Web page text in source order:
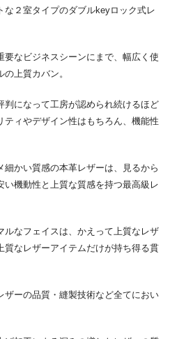
な２室タイプのダブルkeyロック式レ
要なビジネスシーンにまで、幅広く使
上質カバン。
判になって工房が認められ続けるほど
ィやデザイン性はもちろん、機能性
かい質感の本革レザーは、見るから
い機動性と上質な質感を持つ最高級レ
ルなフェイスは、かえって上質なレザ
質なレザーアイテムだけが持ち得る貫
ザーの品質・縫製技術など全てにおい